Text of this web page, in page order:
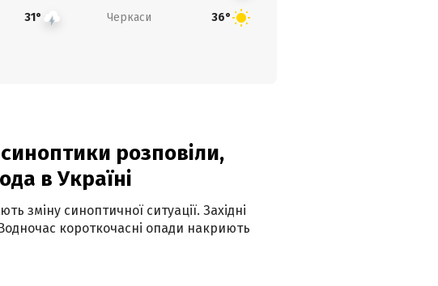
31° Черкаси 36°
розповіли,
в Україні
зміну синоптичної ситуації. Західні
короткочасні опади накриють